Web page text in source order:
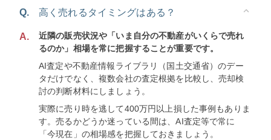
Q. 高く売れるタイミングはある？
A.
近隣の販売状況や「いま自分の不動産がいくらで売れ
るのか」相場を常に把握することが重要です。
AI査定や不動産情報ライブラリ（国土交通省）のデー
タだけでなく、複数会社の査定根拠を比較し、売却検
討の判断材料にしましょう。
実際に売り時を逃して400万円以上損した事例もありま
す。売るかどうか迷っている間は、AI査定等で常に
「今現在」の相場感を把握しておきましょう。